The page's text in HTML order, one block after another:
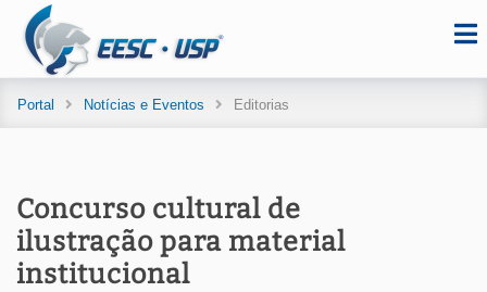
Portal Notícias e Eventos Editorias
Concurso cultural de
ilustração para material
institucional